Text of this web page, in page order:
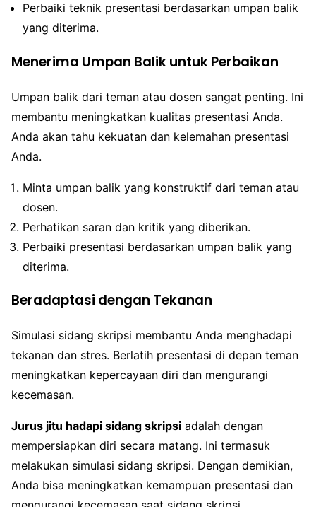
Perbaiki teknik presentasi berdasarkan umpan balik
yang diterima.
Menerima Umpan Balik untuk Perbaikan
Umpan balik dari teman atau dosen sangat penting. Ini
membantu meningkatkan kualitas presentasi Anda.
Anda akan tahu kekuatan dan kelemahan presentasi
Anda.
Minta umpan balik yang konstruktif dari teman atau
dosen.
Perhatikan saran dan kritik yang diberikan.
Perbaiki presentasi berdasarkan umpan balik yang
diterima.
Beradaptasi dengan Tekanan
Simulasi sidang skripsi membantu Anda menghadapi
tekanan dan stres. Berlatih presentasi di depan teman
meningkatkan kepercayaan diri dan mengurangi
kecemasan.
Jurus jitu hadapi sidang skripsi adalah dengan
mempersiapkan diri secara matang. Ini termasuk
melakukan simulasi sidang skripsi. Dengan demikian,
Anda bisa meningkatkan kemampuan presentasi dan